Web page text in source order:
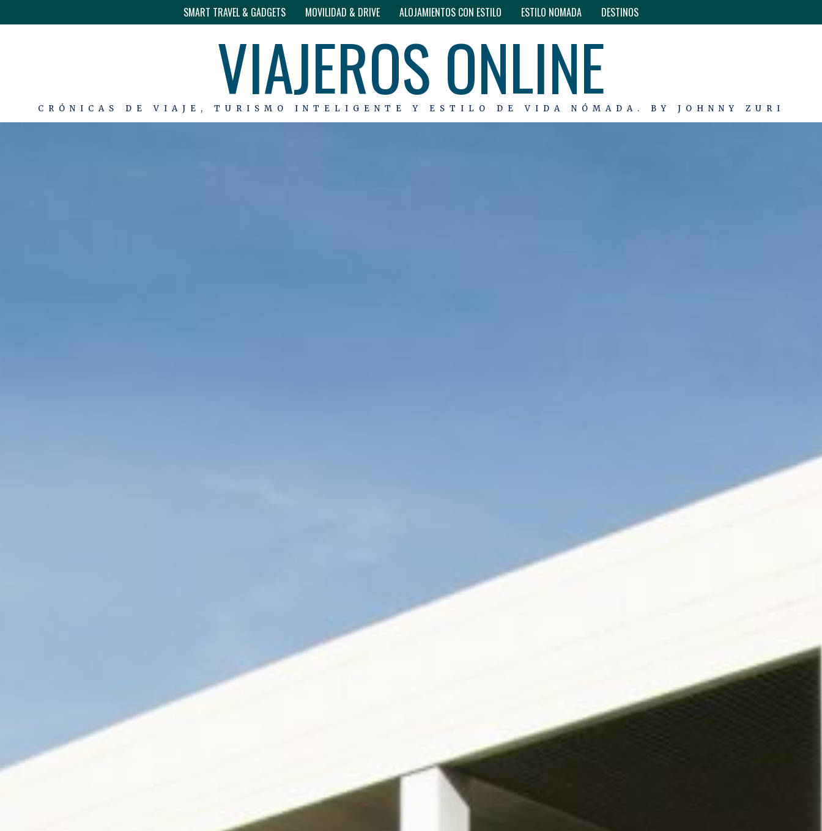
SMART TRAVEL & GADGETS MOVILIDAD & DRIVE ALOJAMIENTOS CON ESTILO ESTILO NOMADA DESTINOS
VIAJEROS ONLINE
CRÓNICAS DE VIAJE, TURISMO INTELIGENTE Y ESTILO DE VIDA NÓMADA. BY JOHNNY ZURI